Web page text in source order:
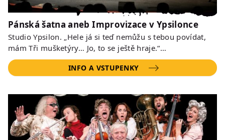
Pánská šatna aneb Improvizace v Ypsilonce
Studio Ypsilon. „Hele já si teď nemůžu s tebou povídat,
mám Tři mušketýry… Jo, to se ještě hraje.“…
INFO A VSTUPENKY